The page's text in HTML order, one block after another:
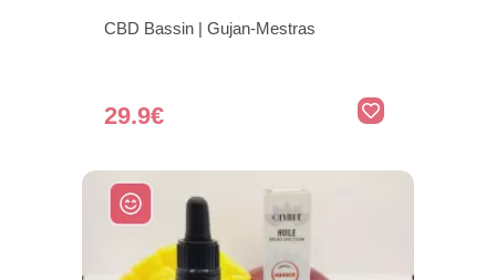
CBD Bassin | Gujan-Mestras
29.9€